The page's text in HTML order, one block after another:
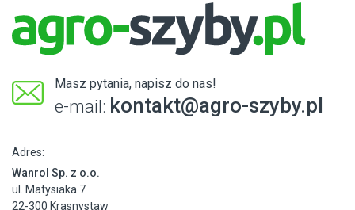
Masz pytania, napisz do nas!
e-mail: kontakt@agro-szyby.pl
Adres:
Wanrol Sp. z o.o.
ul. Matysiaka 7
22-300 Krasnystaw